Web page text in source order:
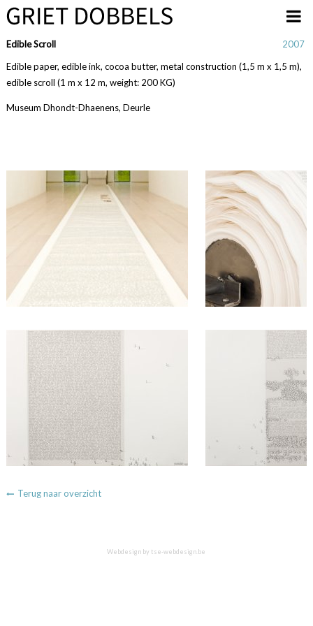
Overslaan en naar de inhoud gaan
Edible Scroll
2007
Edible paper, edible ink, cocoa butter, metal construction (1,5 m x 1,5 m),
edible scroll (1 m x 12 m, weight: 200 KG)
Museum Dhondt-Dhaenens, Deurle
Terug naar overzicht
Webdesign by tse-webdesign.be